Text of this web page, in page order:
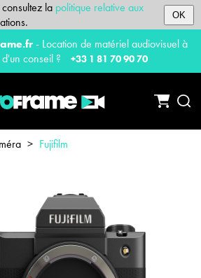
la politique relative aux
OK
- Location de matériel audiovisuel à
conseil ?
+33 1 81 70 90 70
> Fujifilm